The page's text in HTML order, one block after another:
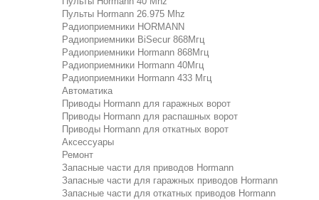
Пульты Hormann 26.975 Mhz
Радиоприемники HORMANN
Радиоприемники BiSecur 868Мгц
Радиоприемники Hormann 868Мгц
Радиоприемники Hormann 40Мгц
Радиоприемники Hormann 433 Мгц
Автоматика
Приводы Hormann для гаражных ворот
Приводы Hormann для распашных ворот
Приводы Hormann для откатных ворот
Аксессуары
Ремонт
Запасные части для приводов Hormann
Запасные части для гаражных приводов Hormann
Запасные части для откатных приводов Hormann